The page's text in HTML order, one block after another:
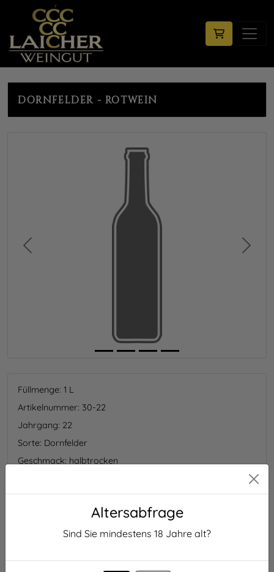
Altersabfrage
Sind Sie mindestens 18 Jahre alt?
DORNFELDER - ROTWEIN
Previous Next
Füllmenge: 1 L
Artikelnummer: 30-22
Jahrgang: 22
Sorte: Dornfelder
Geschmack: halbtrocken
Erzeugerabfüllung : Weingut-Laicher, Heerweg 21, DE-
74182, Obersulm